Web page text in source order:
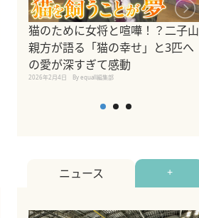
猫のために女将と喧嘩！？二子山
親方が語る「猫の幸せ」と3匹へ
の愛が深すぎて感動
2026年2月4日 By equall編集部
ニュース +